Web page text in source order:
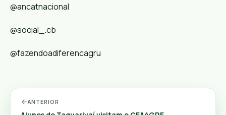
@ancatnacional
@social_.cb
@fazendoadiferencagru
ANTERIOR